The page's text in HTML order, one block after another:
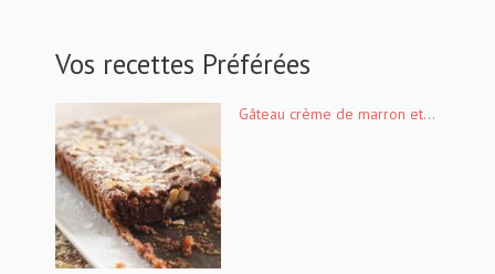
Vos recettes Préférées
Gâteau crème de marron et...